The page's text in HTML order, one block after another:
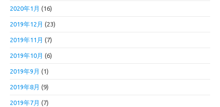
2020年1月 (16)
2019年12月 (23)
2019年11月 (7)
2019年10月 (6)
2019年9月 (1)
2019年8月 (9)
2019年7月 (7)